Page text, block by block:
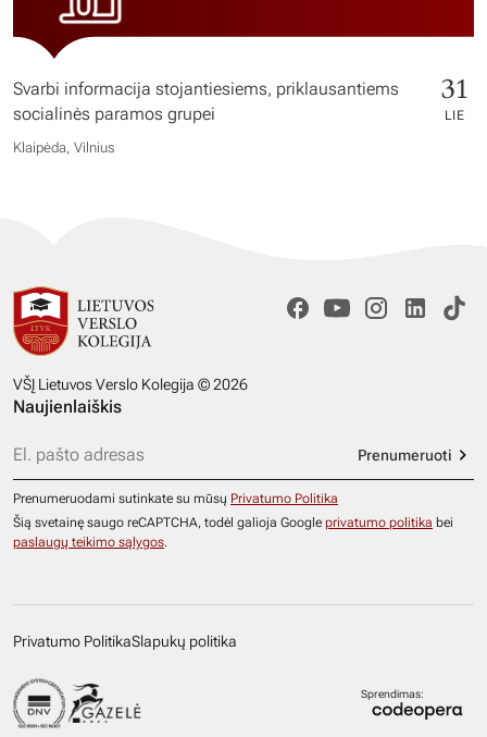
Svarbi informacija stojantiesiems, priklausantiems
socialinės paramos grupei
31
LIE
Klaipėda, Vilnius
VŠĮ Lietuvos Verslo Kolegija © 2026
Naujienlaiškis
Prenumeruoti
Prenumeruodami sutinkate su mūsų Privatumo Politika
Šią svetainę saugo reCAPTCHA, todėl galioja Google privatumo politika bei
paslaugų teikimo sąlygos.
Privatumo PolitikaSlapukų politika
Sprendimas: